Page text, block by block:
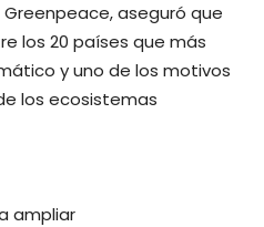
aseguró que
los 20 países que más
y uno de los motivos
los ecosistemas
ampliar